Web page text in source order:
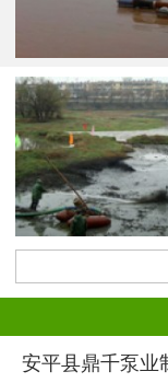
安平县鼎千泵业